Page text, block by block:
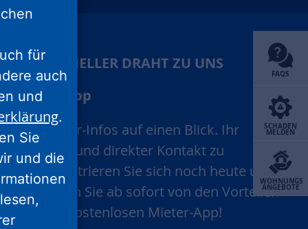
FAQS
SCHADEN
MELDEN
WOHNUNGS
ANGEBOTE
IHR SCHNELLER DRAHT ZU UNS
Mieter-App
Alle Mieter-Infos auf einen Blick. Ihr
schneller und direkter Kontakt zu
uns. Registrieren Sie sich noch heute und
profitieren Sie ab sofort von den Vorteilen
unserer kostenlosen Mieter-App!
für
auch
und
.
Sie
und die